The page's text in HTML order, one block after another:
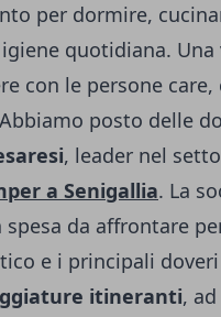
per dormire,
quotidiana. Una
con le persone
posto delle
, leader nel
a Senigallia. La
da affrontare
e i principali
itineranti,